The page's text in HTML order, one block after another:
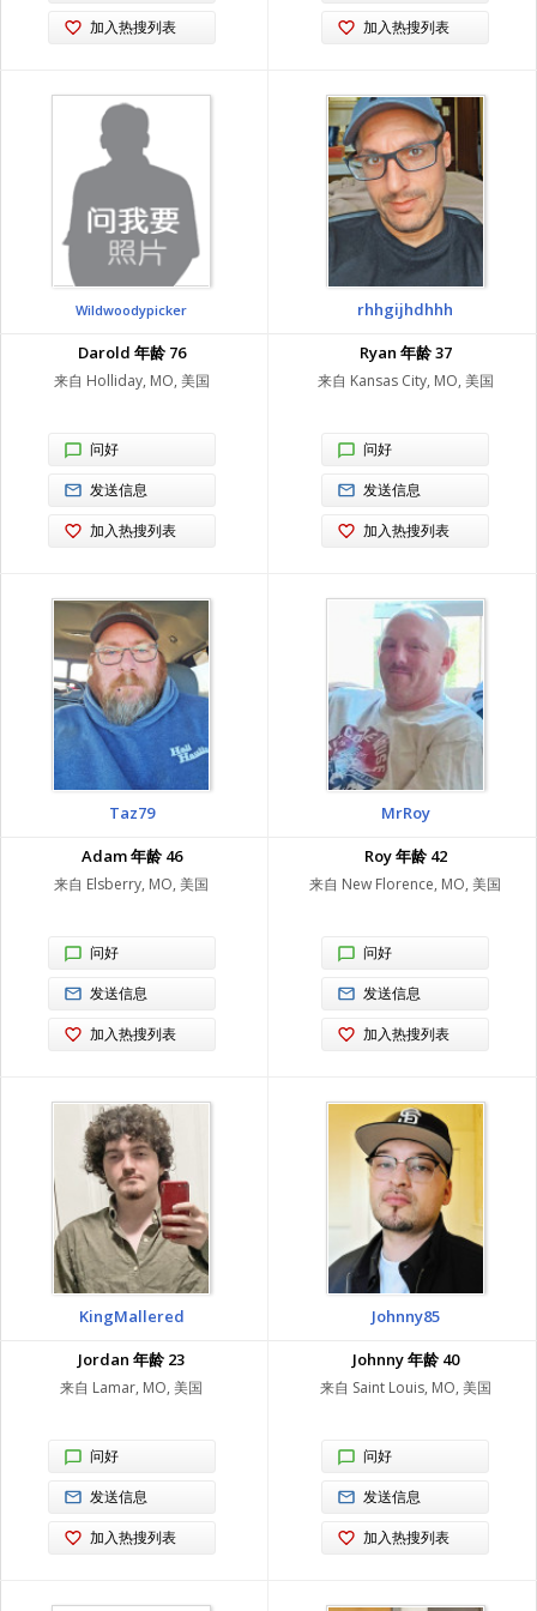
加入热搜列表 加入热搜列表
Wildwoodypicker
Darold 年龄 76
来自 Holliday, MO, 美国
问好
发送信息
加入热搜列表
rhhgijhdhhh
Ryan 年龄 37
来自 Kansas City, MO, 美国
问好
发送信息
加入热搜列表
Taz79
Adam 年龄 46
来自 Elsberry, MO, 美国
问好
发送信息
加入热搜列表
MrRoy
Roy 年龄 42
来自 New Florence, MO, 美国
问好
发送信息
加入热搜列表
KingMallered
Jordan 年龄 23
来自 Lamar, MO, 美国
问好
发送信息
加入热搜列表
Johnny85
Johnny 年龄 40
来自 Saint Louis, MO, 美国
问好
发送信息
加入热搜列表